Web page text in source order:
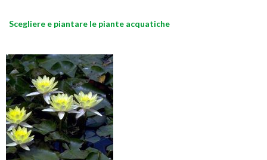
Scegliere e piantare le piante acquatiche